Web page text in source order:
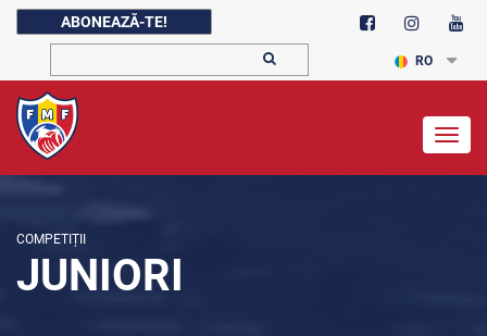
ABONEAZĂ-TE!
RO
COMPETIȚII
JUNIORI